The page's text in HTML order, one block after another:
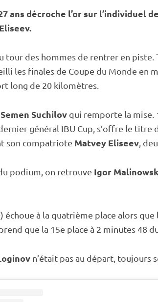
ans décroche l’or sur l’individuel
tour des hommes de rentrer en piste
les finales de Coupe du Monde en
long de 20 kilomètres.
Semen Suchilov qui remporte la mise.
général IBU Cup , s’offre le titre
son compatriote Matvey Eliseev ,
podium, on retrouve Igor
échoue à la quatrième place alors que
que la 15e place à 2 minutes 48
n’était pas au départ, toujours